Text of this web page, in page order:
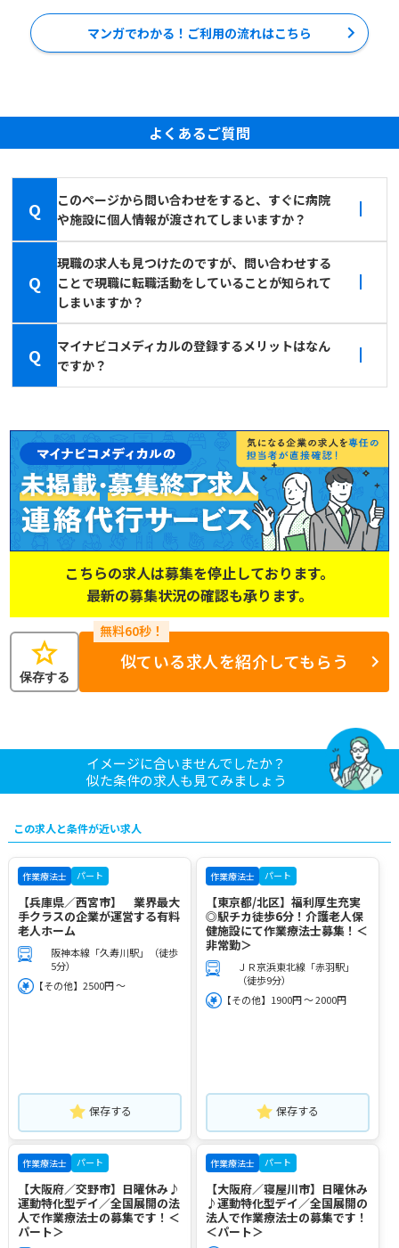
マンガでわかる！ご利用の流れはこちら
よくあるご質問
Q
このページから問い合わせをすると、すぐに病院
や施設に個人情報が渡されてしまいますか？
Q
現職の求人も見つけたのですが、問い合わせする
ことで現職に転職活動をしていることが知られて
しまいますか？
Q
マイナビコメディカルの登録するメリットはなん
ですか？
こちらの求人は募集を停止しております。
最新の募集状況の確認も承ります。
star
保存する
似ている求人を紹介してもらう
イメージに合いませんでしたか？
似た条件の求人も見てみましょう
この求人と条件が近い求人
作業療法士 パート
【兵庫県／西宮市】 業界最大
手クラスの企業が運営する有料
老人ホーム
阪神本線「久寿川駅」（徒歩
5分）
【その他】2500円 ～
保存する
作業療法士 パート
【東京都/北区】福利厚生充実
◎駅チカ徒歩6分！介護老人保
健施設にて作業療法士募集！＜
非常勤＞
ＪＲ京浜東北線「赤羽駅」
（徒歩9分）
【その他】1900円 ～ 2000円
保存する
作業療法士 パート
【大阪府／交野市】日曜休み♪
運動特化型デイ／全国展開の法
人で作業療法士の募集です！＜
パート＞
作業療法士 パート
【大阪府／寝屋川市】日曜休み
♪運動特化型デイ／全国展開の
法人で作業療法士の募集です！
＜パート＞